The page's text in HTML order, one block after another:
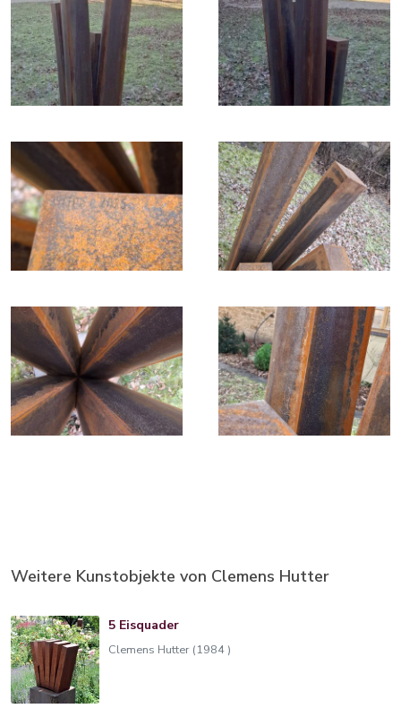
Weitere Kunstobjekte von Clemens Hutter
5 Eisquader
Clemens Hutter (1984 )